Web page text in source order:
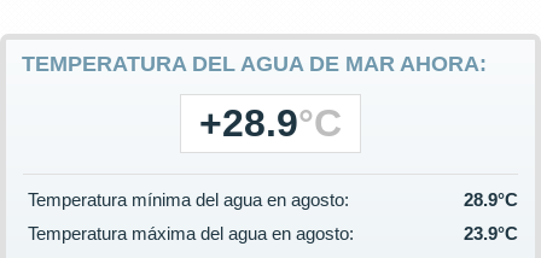
TEMPERATURA DEL AGUA DE MAR AHORA:
+28.9°C
Temperatura mínima del agua en agosto:
28.9°C
Temperatura máxima del agua en agosto:
23.9°C